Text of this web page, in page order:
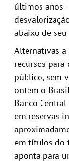
últimos anos
abaixo de
Alternativas a
recursos
público, sem
ontem o
Banco
em reservas
em títulos do
aponta para